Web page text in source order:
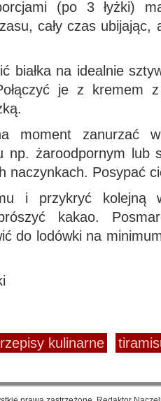
(po 3 łyżki)
cały czas
białka na idealnie
je z kremem
moment zanurzać
np. żaroodpornym lub
naczynkach. Posypać
i przykryć kolejną
kakao.
do lodówki na
kulinarne